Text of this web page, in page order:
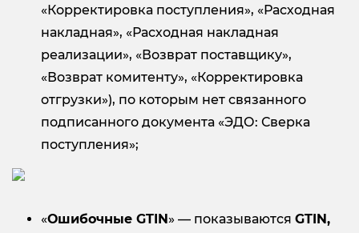
«Корректировка поступления», «Расходная
накладная», «Расходная накладная
реализации», «Возврат поставщику»,
«Возврат комитенту», «Корректировка
отгрузки»), по которым нет связанного
подписанного документа «ЭДО: Сверка
поступления»;
«Ошибочные GTIN» — показываются GTIN,